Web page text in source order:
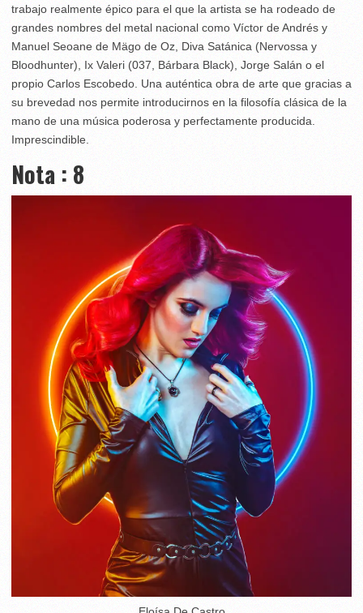
trabajo realmente épico para el que la artista se ha rodeado de
grandes nombres del metal nacional como Víctor de Andrés y
Manuel Seoane de Mägo de Oz, Diva Satánica (Nervossa y
Bloodhunter), Ix Valeri (037, Bárbara Black), Jorge Salán o el
propio Carlos Escobedo. Una auténtica obra de arte que gracias a
su brevedad nos permite introducirnos en la filosofía clásica de la
mano de una música poderosa y perfectamente producida.
Imprescindible.
Nota : 8